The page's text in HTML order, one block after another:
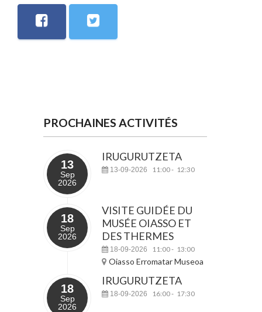
PROCHAINES ACTIVITÉS
13
Sep
2026
IRUGURUTZETA
13-09-2026 11:00- 12:30
18
Sep
2026
VISITE GUIDÉE DU
MUSÉE OIASSO ET
DES THERMES
18-09-2026 11:00- 13:00
Oiasso Erromatar Museoa
18
Sep
2026
IRUGURUTZETA
18-09-2026 16:00- 17:30